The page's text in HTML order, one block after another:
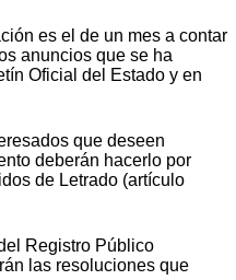
es el de un mes a contar
anuncios que se ha
Oficial del Estado y en
que deseen
deberán hacerlo por
de Letrado (artículo
Registro Público
las resoluciones que